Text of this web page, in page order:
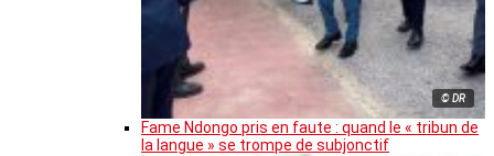
© DR
Fame Ndongo pris en faute : quand le « tribun de
la langue » se trompe de subjonctif